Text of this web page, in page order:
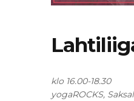
klo 16.00-18.30
yogaROCKS,